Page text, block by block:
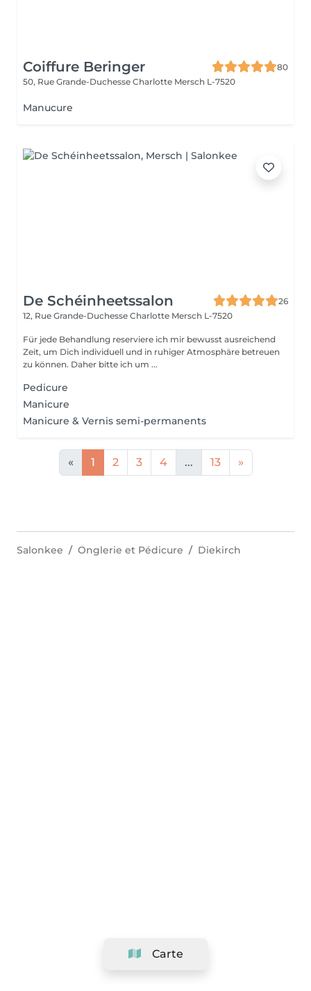
Coiffure Beringer
80
50, Rue Grande-Duchesse Charlotte Mersch L-7520
Manucure
De Schéinheetssalon
26
12, Rue Grande-Duchesse Charlotte Mersch L-7520
Für jede Behandlung reserviere ich mir bewusst ausreichend
Zeit, um Dich individuell und in ruhiger Atmosphäre betreuen
zu können. Daher bitte ich um ...
Pedicure
Manicure
Manicure & Vernis semi-permanents
« 1 2 3 4 ... 13 »
Carte
Salonkee Onglerie et Pédicure Diekirch